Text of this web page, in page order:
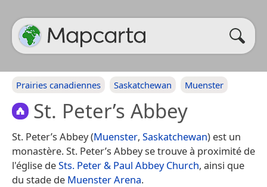
Prairies canadiennes Saskatchewan Muenster
St. Peter’s Abbey
St. Peter’s Abbey (Muenster, Saskatchewan) est un
monastère. St. Peter’s Abbey se trouve à proximité de
l'église deSts. Peter & Paul Abbey Church, ainsi que
du stade de Muenster Arena.